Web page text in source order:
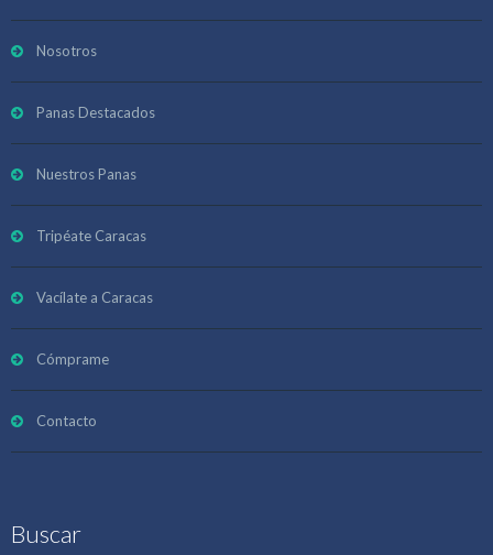
Nosotros
Panas Destacados
Nuestros Panas
Tripéate Caracas
Vacílate a Caracas
Cómprame
Contacto
Buscar